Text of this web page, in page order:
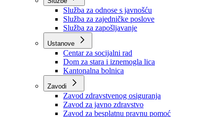
Organizacije
Službe
Služba za odnose s javnošću
Služba za zajedničke poslove
Služba za zapošljavanje
Ustanove
Centar za socijalni rad
Dom za stara i iznemogla lica
Kantonalna bolnica
Zavodi